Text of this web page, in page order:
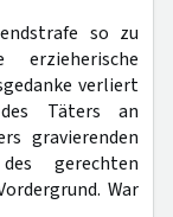
so zu
verliert
Täters an
gravierenden
gerechten
War